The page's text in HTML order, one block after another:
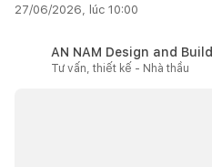
27/06/2026, lúc 10:00
AN NAM Design and Build
Tư vấn, thiết kế - Nhà thầu